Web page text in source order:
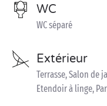
WC
WC séparé
Extérieur
Terrasse, Salon de
Etendoir à linge,